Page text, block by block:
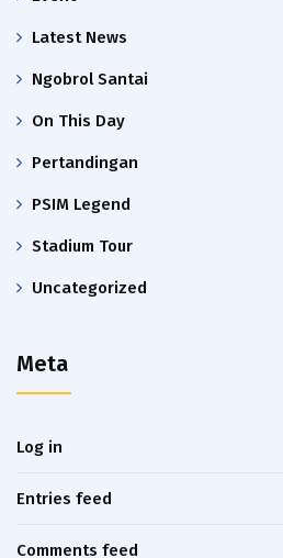
Latest News
Ngobrol Santai
On This Day
Pertandingan
PSIM Legend
Stadium Tour
Uncategorized
Meta
Log in
Entries feed
Comments feed